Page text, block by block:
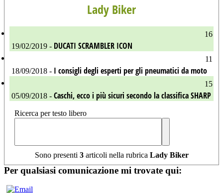
Lady Biker
16
19/02/2019 - DUCATI SCRAMBLER ICON
11
18/09/2018 - I consigli degli esperti per gli pneumatici da moto
15
05/09/2018 - Caschi, ecco i più sicuri secondo la classifica SHARP
Ricerca per testo libero
Sono presenti 3articoli nella rubrica Lady Biker
Per qualsiasi comunicazione mi trovate qui: